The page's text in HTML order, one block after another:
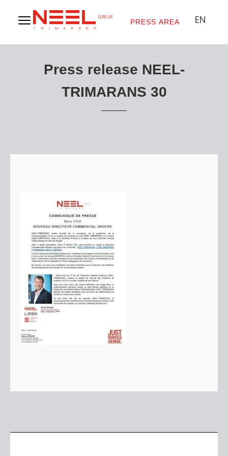
PRESS AREA EN
Press release NEEL-
TRIMARANS 30